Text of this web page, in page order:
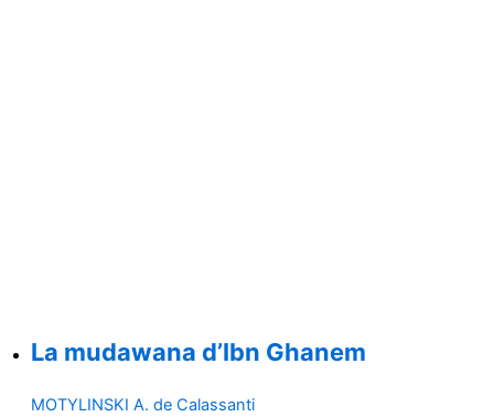
La mudawana d’Ibn Ghanem
MOTYLINSKI A. de Calassanti